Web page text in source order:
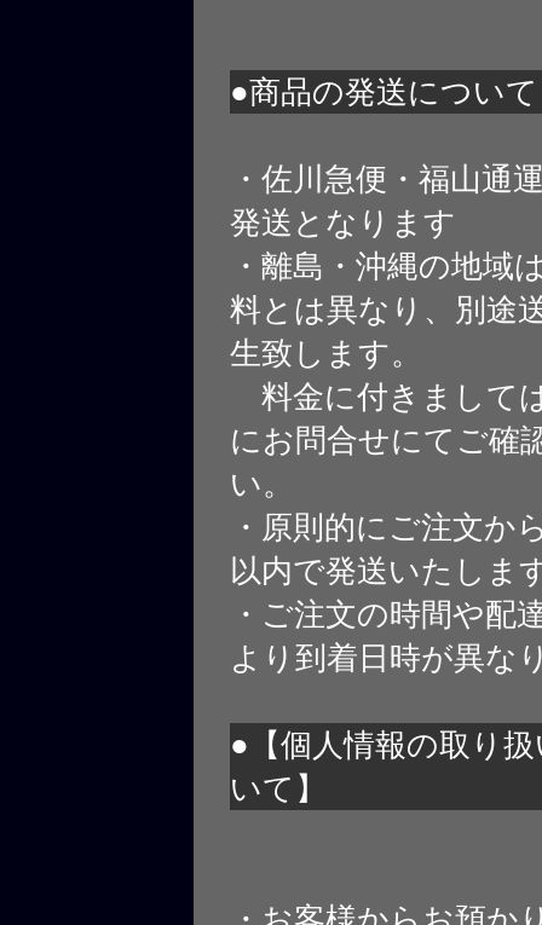
●商品の発送について
・佐川急便・福山通
発送となります
・離島・沖縄の地域
料とは異なり、別途
生致します。
料金に付きまして
にお問合せにてご確
い。
・原則的にご注文か
以内で発送いたしま
・ご注文の時間や配
より到着日時が異な
●【個人情報の取り
いて】